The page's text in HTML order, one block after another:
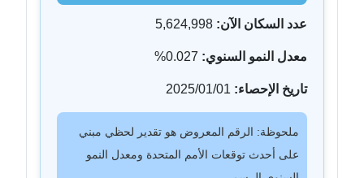
عدد السكان الآن: 5,624,998
معدل النمو السنوي:
تاريخ الإحصاء:
ملحوظة: الرقم المعروض هو تقدير لحظي مبني
على أحدث توقعات الأمم المتحدة ومعدل النمو